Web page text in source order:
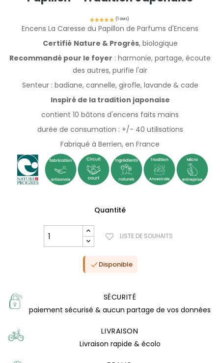
Encens La Caresse du Papillon de Parfums d'Encens
Certifié Nature & Progrès, biologique
Recommandé pour le foyer : harmonie, partage, écoute
des autres, purifie l'air
Senteur : badiane, cannelle, girofle, lavande & cade
Inspiré de la tradition japonaise
contient 10 bâtons d'encens faits mains
durée de consumation : +/- 40 utilisations
Fabriqué à Berrien, en France
Quantité
LISTE DE SOUHAITS
Disponible
SÉCURITÉ
paiement sécurisé & aucun partage de vos données
LIVRAISON
Livraison rapide & écolo